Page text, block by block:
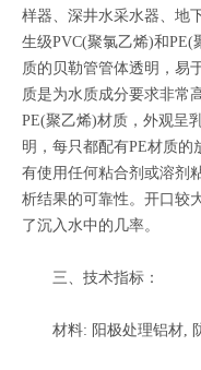
样器、深井水采水器、地
生级PVC(聚氯乙烯)和PE(
质的贝勒管管体透明，易
质是为水质成分要求非常
PE(聚乙烯)材质，外观呈
明，每只都配有PE材质
有使用任何粘合剂或溶剂
析结果的可靠性。开口较
了沉入水中的几率。
三、技术指标：
材料: 阳极处理铝材,